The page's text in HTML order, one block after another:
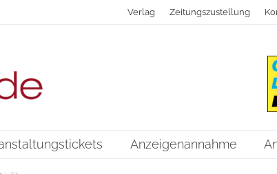
Verlag Zeitungszustellung
Anzeigenannahme